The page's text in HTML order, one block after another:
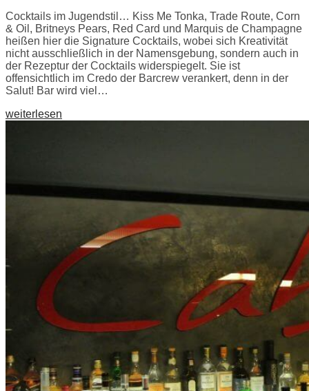
Cocktails im Jugendstil… Kiss Me Tonka, Trade Route, Corn
& Oil, Britneys Pears, Red Card und Marquis de Champagne
heißen hier die Signature Cocktails, wobei sich Kreativität
nicht ausschließlich in der Namensgebung, sondern auch in
der Rezeptur der Cocktails widerspiegelt. Sie ist
offensichtlich im Credo der Barcrew verankert, denn in der
Salut! Bar wird viel…
weiterlesen